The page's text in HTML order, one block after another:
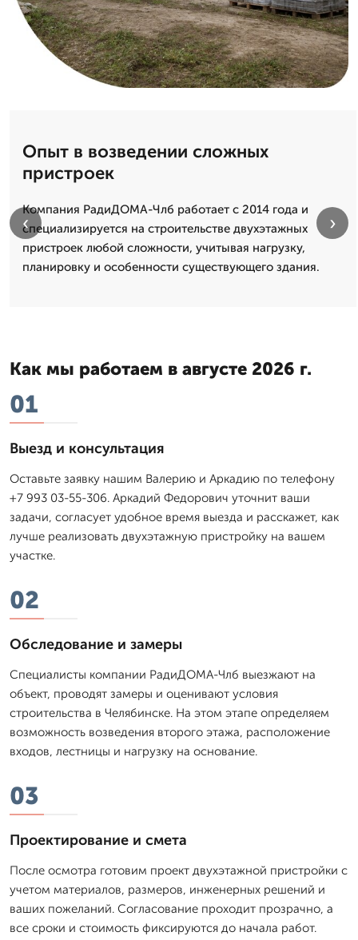
Опыт в возведении сложных
пристроек
Компания РадиДОМА-Члб работает с 2014 года и
специализируется на строительстве двухэтажных
пристроек любой сложности, учитывая нагрузку,
планировку и особенности существующего здания.
‹ ›
Как мы работаем в августе 2026 г.
01
Выезд и консультация
Оставьте заявку нашим Валерию и Аркадию по телефону
+7 993 03-55-306. Аркадий Федорович уточнит ваши
задачи, согласует удобное время выезда и расскажет, как
лучше реализовать двухэтажную пристройку на вашем
участке.
02
Обследование и замеры
Специалисты компании РадиДОМА-Члб выезжают на
объект, проводят замеры и оценивают условия
строительства в Челябинске. На этом этапе определяем
возможность возведения второго этажа, расположение
входов, лестницы и нагрузку на основание.
03
Проектирование и смета
После осмотра готовим проект двухэтажной пристройки с
учетом материалов, размеров, инженерных решений и
ваших пожеланий. Согласование проходит прозрачно, а
все сроки и стоимость фиксируются до начала работ.